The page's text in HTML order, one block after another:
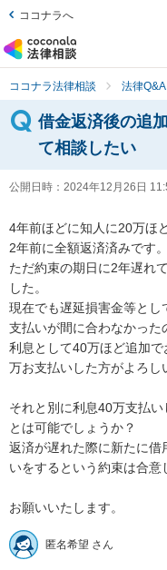
ココナラへ
ココナラ法律相談 法律Q&A
借金返済後の追
て相談したい
公開日時： 2024年12月26日
4年前ほどに知人に20万ほ
2年前に全額返済済みです。
ただ約束の期日に2年遅れ
した。
現在でも遅延損害金等とし
支払いが間に合わなかった
利息として40万ほど追加
万お支払いした方がよろし
それと別に利息40万支払
とは可能でしょうか？
返済が遅れた際に新たに
いをするという約束は合意
お願いいたします。
匿名希望 さん